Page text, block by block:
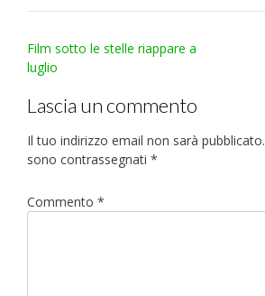
Post
navigation
Film sotto le stelle riappare a
luglio
Lascia un commento
Il tuo indirizzo email non sarà pubblicato.
sono contrassegnati *
Commento *